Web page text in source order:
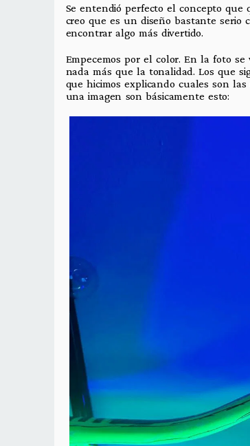
Se entendió perfecto el concepto que
creo que es un diseño bastante serio
encontrar algo más divertido.
Empecemos por el color. En la foto
nada más que la tonalidad. Los que
que hicimos explicando cuales son
una imagen son básicamente esto: